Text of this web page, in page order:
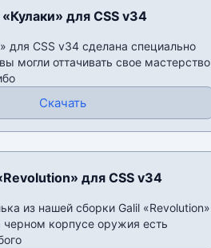
для CSS v34
для CSS v34 сделана специально
могли оттачивать свое мастерство
Скачать
для CSS v34
из нашей сборки Galil «Revolution»
черном корпусе оружия есть